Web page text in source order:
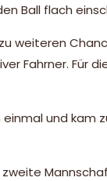
Ball flach
weiteren
Fahrner. Für
und kam